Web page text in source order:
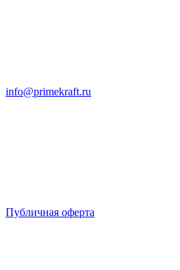
info@primekraft.ru
Публичная оферта